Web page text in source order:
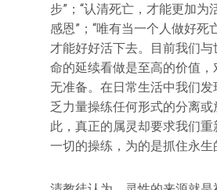
步”；“认清死亡，才能更加为
感恩”；“唯有当一个人做好死
才能好好活下去。目前我们与
命的延续看做是至高的价值，
无准备。在日常生活中我们发
乏力量操练任何形式的分离
此，真正的属灵却要求我们
一切的操练，为的是抓住永生